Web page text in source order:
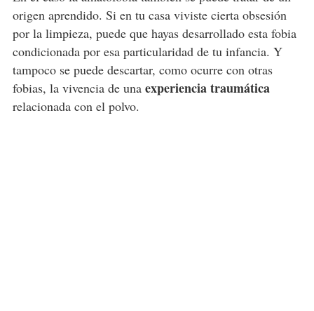
origen aprendido. Si en tu casa viviste cierta obsesión
por la limpieza, puede que hayas desarrollado esta fobia
condicionada por esa particularidad de tu infancia. Y
tampoco se puede descartar, como ocurre con otras
fobias, la vivencia de unaexperiencia traumática
relacionada con el polvo.